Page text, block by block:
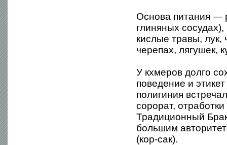
Основа питания —
глиняных
кислые травы, лук,
черепах, лягушек,
У кхмеров долго
поведение и
полигиния
сорорат,
Традиционный
большим
(кор-сак).